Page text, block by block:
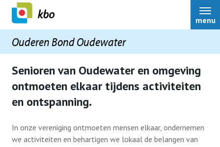
Ouderen Bond Oudewater
menu
Bestuur
Over ons
Senioren van Oudewater en omgeving
ontmoeten elkaar tijdens activiteiten
en ontspanning.
In onze vereniging ontmoeten mensen elkaar, ondernemen
we activiteiten en behartigen we lokaal de belangen van